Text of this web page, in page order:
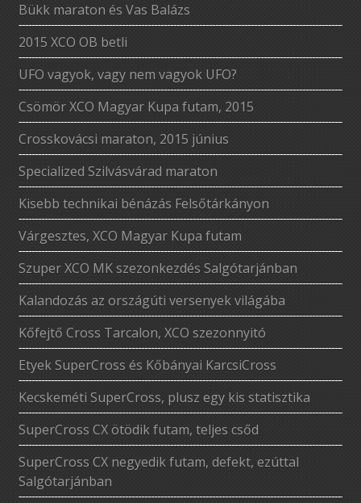
Bükk maraton és Vas Balázs
2015 XCO OB betli
UFO vagyok, vagy nem vagyok UFO?
Csömör XCO Magyar Kupa futam, 2015
Crosskovácsi maraton, 2015 június
Specialized Szilvásvárad maraton
Kisebb technikai bénázás Felsőtárkányon
Várgesztes, XCO Magyar Kupa futam
Szuper XCO MK szezonkezdés Salgótarjánban
Kalandozás az országúti versenyek világába
Kőfejtő Cross Tarcalon, XCO szezonnyitó
Etyek SuperCross és Kőbányai KarcsiCross
Kecskeméti SuperCross, plusz egy kis statisztika
SuperCross CX ötödik futam, teljes csőd
SuperCross CX negyedik futam, defekt, ezúttal
Salgótarjánban